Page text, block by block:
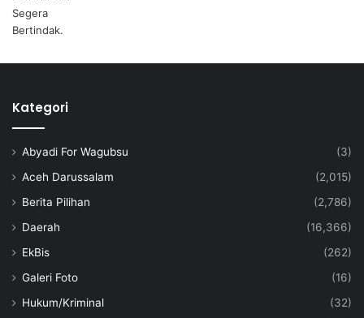
Kategori
Abyadi For Wagubsu
(3)
Aceh Darussalam
(2,015)
Berita Pilihan
(2,786)
Daerah
(16,366)
EkBis
(262)
Galeri Foto
(16)
Hukum/Kriminal
(32)